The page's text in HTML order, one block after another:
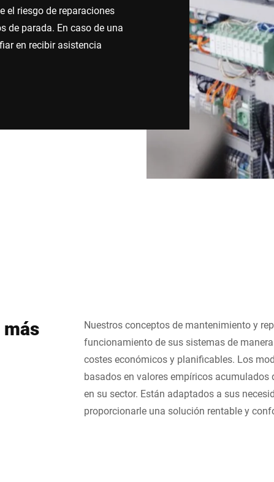
el riesgo de reparaciones
de parada. En caso de una
en recibir asistencia
Nuestros conceptos de mantenimiento y
funcionamiento de sus sistemas de
costes económicos y planificables. Los
basados en valores empíricos acumulados
en su sector. Están adaptados a sus
proporcionarle una solución rentable y